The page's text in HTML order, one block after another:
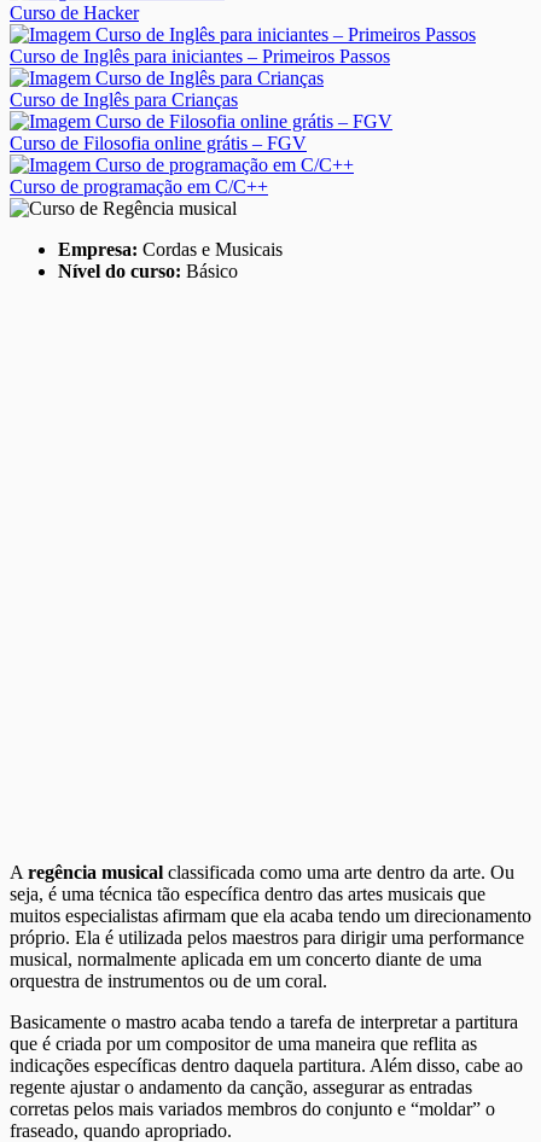
Curso de Hacker
Curso de Inglês para iniciantes – Primeiros Passos
Curso de Inglês para Crianças
Curso de Filosofia online grátis – FGV
Curso de programação em C/C++
Empresa: Cordas e Musicais
Nível do curso: Básico
A regência musical classificada como uma arte dentro da arte. Ou
seja, é uma técnica tão específica dentro das artes musicais que
muitos especialistas afirmam que ela acaba tendo um direcionamento
próprio. Ela é utilizada pelos maestros para dirigir uma performance
musical, normalmente aplicada em um concerto diante de uma
orquestra de instrumentos ou de um coral.
Basicamente o mastro acaba tendo a tarefa de interpretar a partitura
que é criada por um compositor de uma maneira que reflita as
indicações específicas dentro daquela partitura. Além disso, cabe ao
regente ajustar o andamento da canção, assegurar as entradas
corretas pelos mais variados membros do conjunto e “moldar” o
fraseado, quando apropriado.